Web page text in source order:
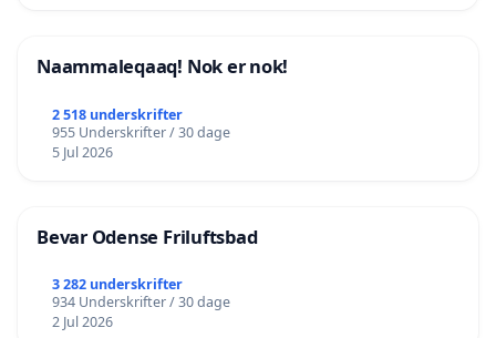
Naammaleqaaq! Nok er nok!
2 518 underskrifter
955 Underskrifter / 30 dage
5 Jul 2026
Bevar Odense Friluftsbad
3 282 underskrifter
934 Underskrifter / 30 dage
2 Jul 2026